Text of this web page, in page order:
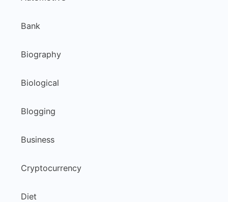
Bank
Biography
Biological
Blogging
Business
Cryptocurrency
Diet